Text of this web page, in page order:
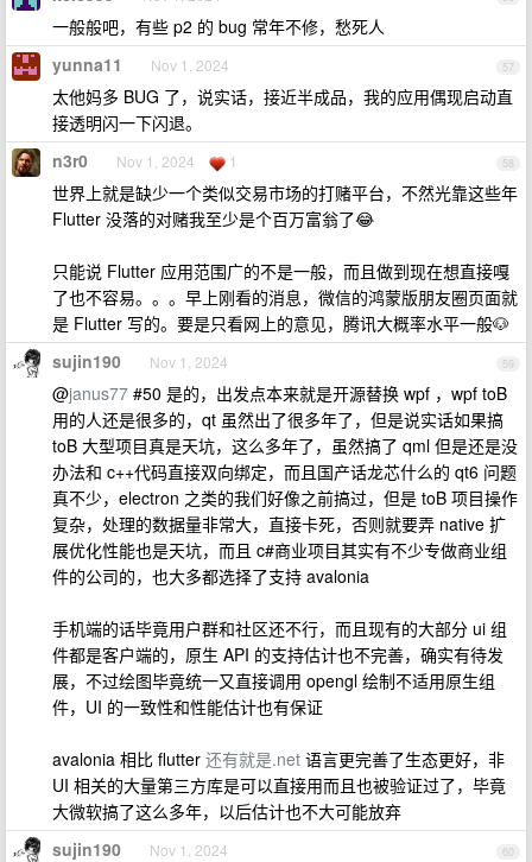
一般般吧，有些 p2 的 bug 常年不修，愁死人
57
yunna11 Nov 1, 2024
太他妈多 BUG 了，说实话，接近半成品，我的应用偶现启动直
接透明闪一下闪退。
58
n3r0 Nov 1, 2024 1
世界上就是缺少一个类似交易市场的打赌平台，不然光靠这些年
Flutter 没落的对赌我至少是个百万富翁了😂
只能说 Flutter 应用范围广的不是一般，而且做到现在想直接嘎
了也不容易。。。早上刚看的消息，微信的鸿蒙版朋友圈页面就
是 Flutter 写的。要是只看网上的意见，腾讯大概率水平一般🐶
59
sujin190 Nov 1, 2024
@janus77 #50 是的，出发点本来就是开源替换 wpf ，wpf toB
用的人还是很多的，qt 虽然出了很多年了，但是说实话如果搞
toB 大型项目真是天坑，这么多年了，虽然搞了 qml 但是还是没
办法和 c++代码直接双向绑定，而且国产话龙芯什么的 qt6 问题
真不少，electron 之类的我们好像之前搞过，但是 toB 项目操作
复杂，处理的数据量非常大，直接卡死，否则就要弄 native 扩
展优化性能也是天坑，而且 c#商业项目其实有不少专做商业组
件的公司的，也大多都选择了支持 avalonia
手机端的话毕竟用户群和社区还不行，而且现有的大部分 ui 组
件都是客户端的，原生 API 的支持估计也不完善，确实有待发
展，不过绘图毕竟统一又直接调用 opengl 绘制不适用原生组
件，UI 的一致性和性能估计也有保证
avalonia 相比 flutter 还有就是.net 语言更完善了生态更好，非
UI 相关的大量第三方库是可以直接用而且也被验证过了，毕竟
大微软搞了这么多年，以后估计也不大可能放弃
60
sujin190 Nov 1, 2024